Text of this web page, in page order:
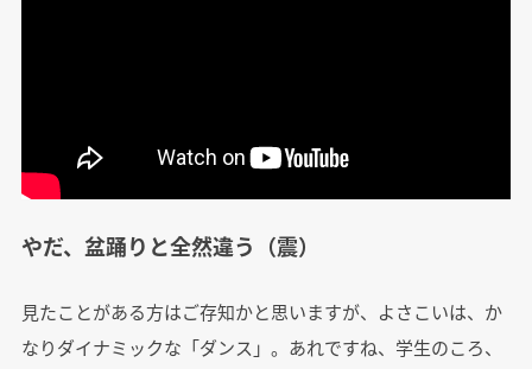
やだ、盆踊りと全然違う（震）
見たことがある方はご存知かと思いますが、よさこいは、か
なりダイナミックな「ダンス」。あれですね、学生のころ、